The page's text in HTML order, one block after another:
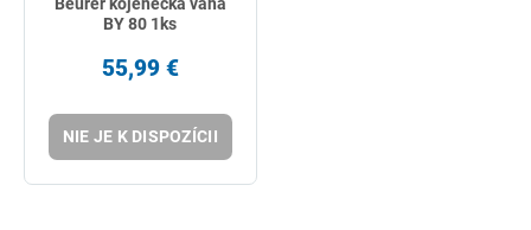
BY 80 1ks
55,99 €
NIE JE K DISPOZÍCII